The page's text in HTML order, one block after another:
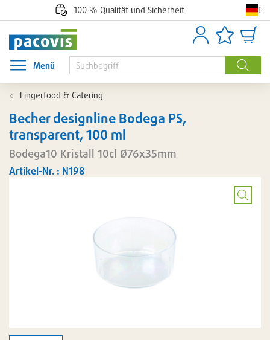
100 % Qualität und Sicherheit
Suche
AnmeldenArtikellisten
Menü
Menü öffnen
Fingerfood & Catering
Becher designline Bodega PS,
transparent, 100 ml
Bodega10 Kristall 10cl Ø76x35mm
Artikel-Nr. : N198
Bild